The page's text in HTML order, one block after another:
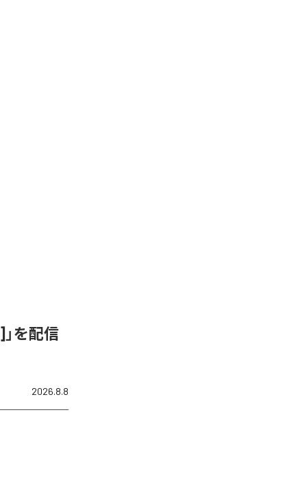
を配信
2026.8.8